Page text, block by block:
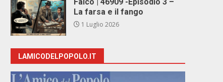
La farsa e il fango
1 Luglio 2026
LAMICODELPOPOLO.IT